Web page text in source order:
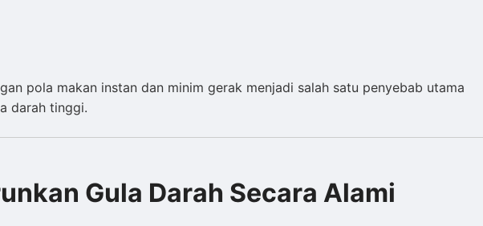
pola makan instan dan minim gerak menjadi salah satu penyebab utama
darah tinggi.
Gula Darah Secara Alami